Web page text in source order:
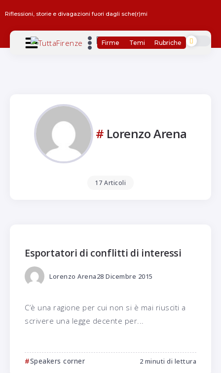
Riflessioni, storie e divagazioni fuori dagli sche(r)mi
Firme Temi Rubriche
Lorenzo Arena
17 Articoli
Esportatori di conflitti di interessi
Lorenzo Arena28 Dicembre 2015
C’è una ragione per cui non si è mai riusciti a
scrivere una legge decente per...
Speakers corner 2 minuti di lettura